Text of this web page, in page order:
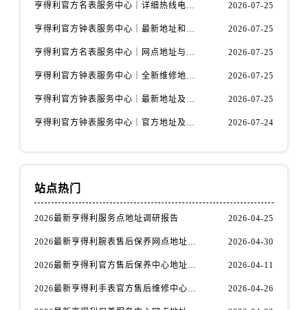
亨得利官方名表服务中心｜详细热线电话及全部网点地址权威信息通知（2026年7月最新） 2026-07-25
亨得利官方钟表服务中心｜最新地址和24小时售后电话权威信息声明（2026年7月最新） 2026-07-25
亨得利官方名表服务中心｜网点地址与售后服务热线权威信息声明（2026年7月更新） 2026-07-25
亨得利官方钟表服务中心｜全新维修地址与售后热线权威信息通告（2026年7月更新） 2026-07-25
亨得利官方钟表服务中心｜最新地址及售后电话权威信息公告（2026年7月最新） 2026-07-25
亨得利官方钟表服务中心｜官方地址及售后热线电话权威信息通告（2026年7月最新） 2026-07-24
站点热门
2026最新亨得利服务点地址调研报告 2026-04-25
2026最新亨得利腕表售后保养网点地址实地探访报告 2026-04-30
2026最新亨得利官方售后保养中心地址考察报告 2026-04-11
2026最新亨得利手表官方售后维修中心网点地址调研报告 2026-04-26